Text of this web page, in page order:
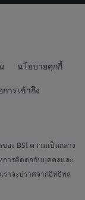
นโยบายคุกกี้
ารเข้าถึง
อง BSI ความเป็นกลาง
การติดต่อกับบุคคลและ
ราจะปราศจากอิทธิพล